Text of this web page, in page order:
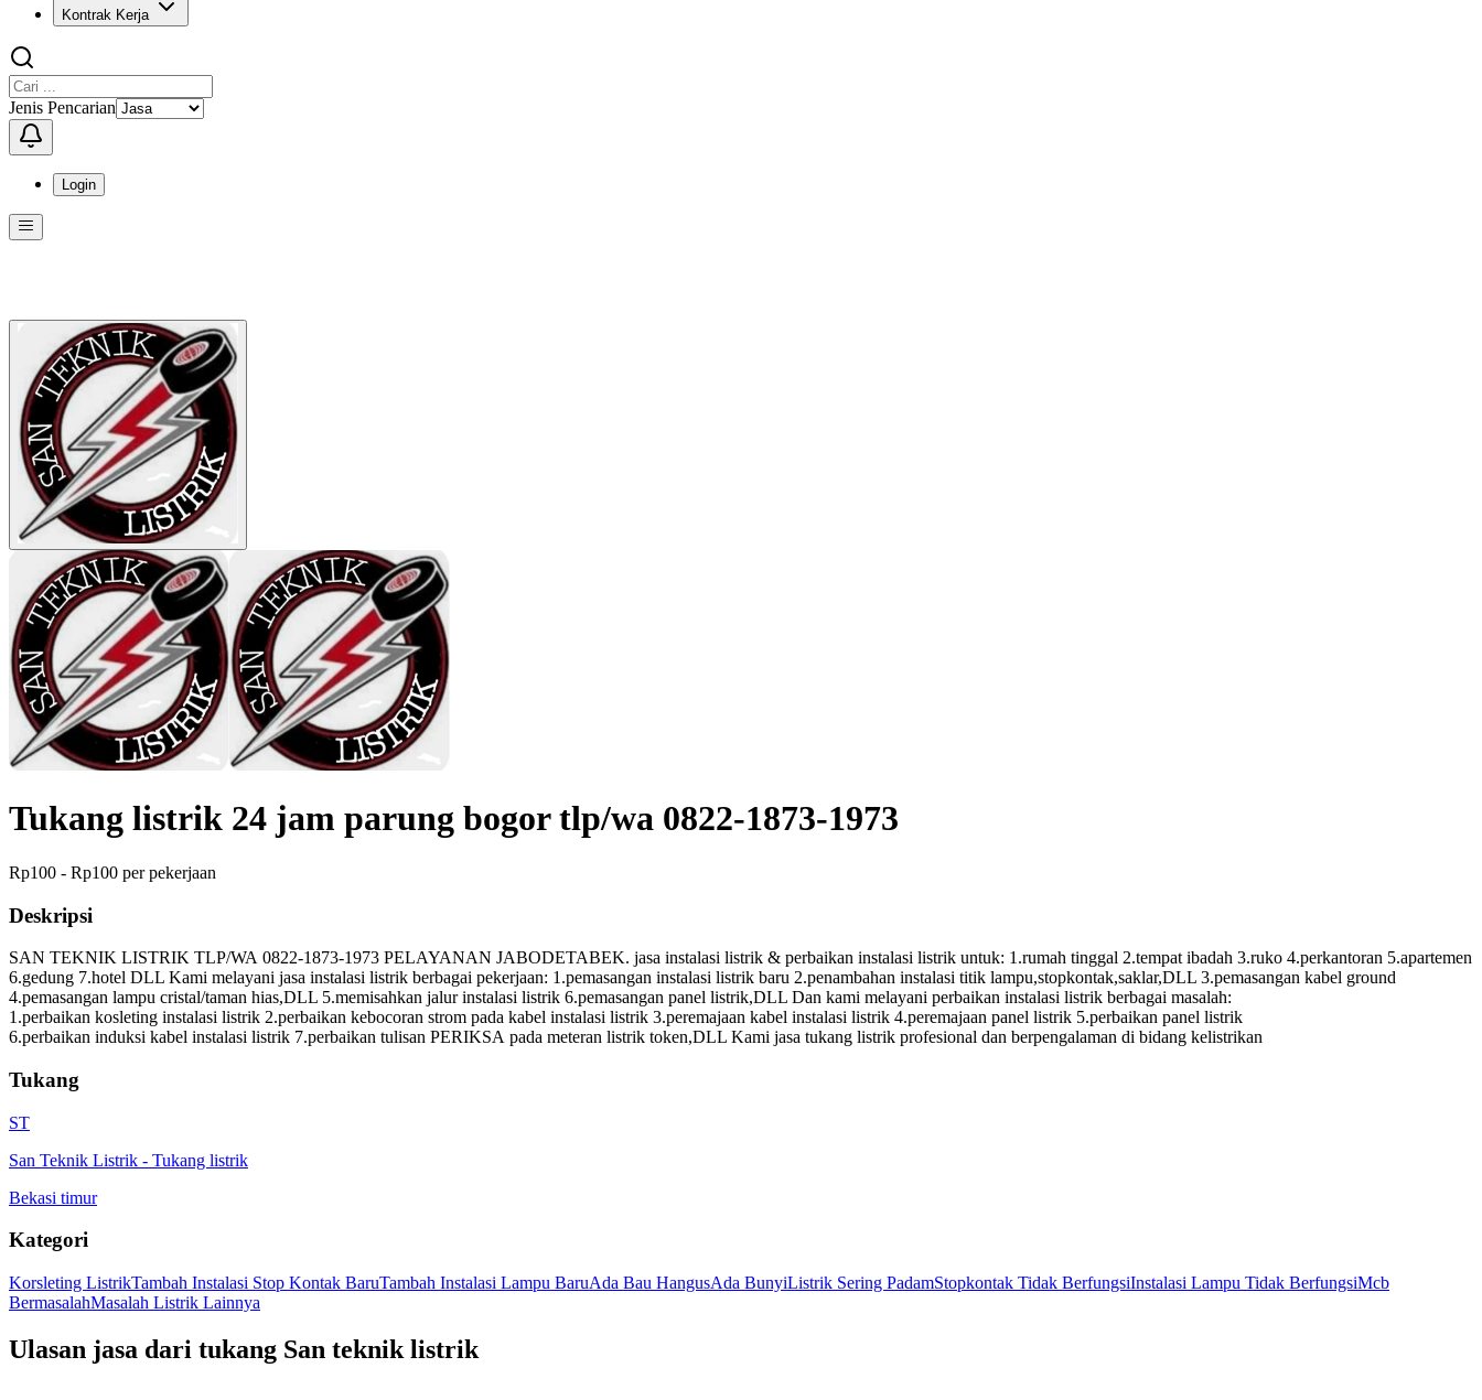
Kontrak Kerja
Jenis Pencarian
Login
Menu ini berisi navigasi untuk mengakses fitur-fitur di KangPro
Tukang listrik 24 jam parung bogor tlp/wa 0822-1873-1973
Rp100 - Rp100 per pekerjaan
Deskripsi
SAN TEKNIK LISTRIK TLP/WA 0822-1873-1973 PELAYANAN JABODETABEK. jasa instalasi listrik & perbaikan instalasi listrik untuk: 1.rumah tinggal 2.tempat ibadah 3.ruko 4.perkantoran 5.apartemen
6.gedung 7.hotel DLL Kami melayani jasa instalasi listrik berbagai pekerjaan: 1.pemasangan instalasi listrik baru 2.penambahan instalasi titik lampu,stopkontak,saklar,DLL 3.pemasangan kabel ground
4.pemasangan lampu cristal/taman hias,DLL 5.memisahkan jalur instalasi listrik 6.pemasangan panel listrik,DLL Dan kami melayani perbaikan instalasi listrik berbagai masalah:
1.perbaikan kosleting instalasi listrik 2.perbaikan kebocoran strom pada kabel instalasi listrik 3.peremajaan kabel instalasi listrik 4.peremajaan panel listrik 5.perbaikan panel listrik
6.perbaikan induksi kabel instalasi listrik 7.perbaikan tulisan PERIKSA pada meteran listrik token,DLL Kami jasa tukang listrik profesional dan berpengalaman di bidang kelistrikan
Tukang
ST
San Teknik Listrik - Tukang listrik
Bekasi timur
Kategori
Korsleting ListrikTambah Instalasi Stop Kontak BaruTambah Instalasi Lampu BaruAda Bau HangusAda BunyiListrik Sering PadamStopkontak Tidak BerfungsiInstalasi Lampu Tidak BerfungsiMcb
BermasalahMasalah Listrik Lainnya
Ulasan jasa dari tukang San teknik listrik